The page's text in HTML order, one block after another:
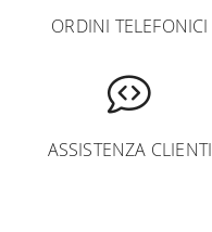
ORDINI TELEFONICI
ASSISTENZA CLIENTI